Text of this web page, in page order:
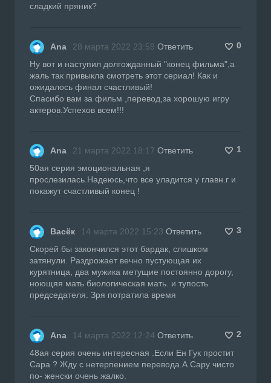
сладкий пряник?
Ana 28 марта 2022 23:59 Ответить
0
Ну вот и наступил долгожданный "конец фильма",а
жаль так привыкла смотреть этот сериал! Как и
ожидалось финал счастливый!
Спасибо вам за фильм ,перевод,за хорошую игру
актеров.Успехов всем!!!
Ana 21 марта 2022 18:17 Ответить
1
50ая серия эмоциональная ,я
прослезилась.Надеюсь,что все уладится у главн.г и
покажут счастливый конец !
Васёк 14 марта 2022 15:23 Ответить
3
Скорей бы закончился этот бардак, слишком
затянули. Раздрожает вечно пустующая их
курятница, два мужика метущие постоянно дорогу,
ноющяя мать биологическая мать. и тупость
председателя. Зря потратила время
Ana 14 марта 2022 12:24 Ответить
2
48ая серия очень интересная .Если Ен Гук простит
Сара ? Жду с нетерпением перевода.А Сару чисто
по- женски очень жалко.